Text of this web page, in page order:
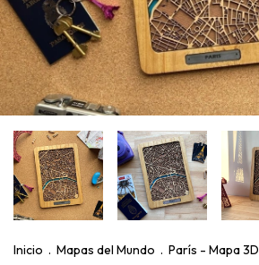
Inicio . Mapas del Mundo . París - Mapa 3D